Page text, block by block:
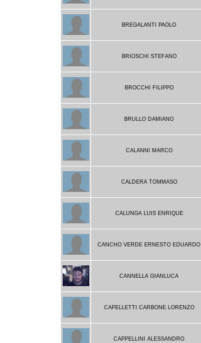
BREGALANTI PAOLO
BRIOSCHI STEFANO
BROCCHI FILIPPO
BRULLO DAMIANO
CALANNI MARCO
CALDERA TOMMASO
CALUNGA LUIS ENRIQUE
CANCHO VERDE ERNESTO EDUARDO
CANNELLA GIANLUCA
CAPELLETTI CARBONE LORENZO
CAPPELLINI ALESSANDRO